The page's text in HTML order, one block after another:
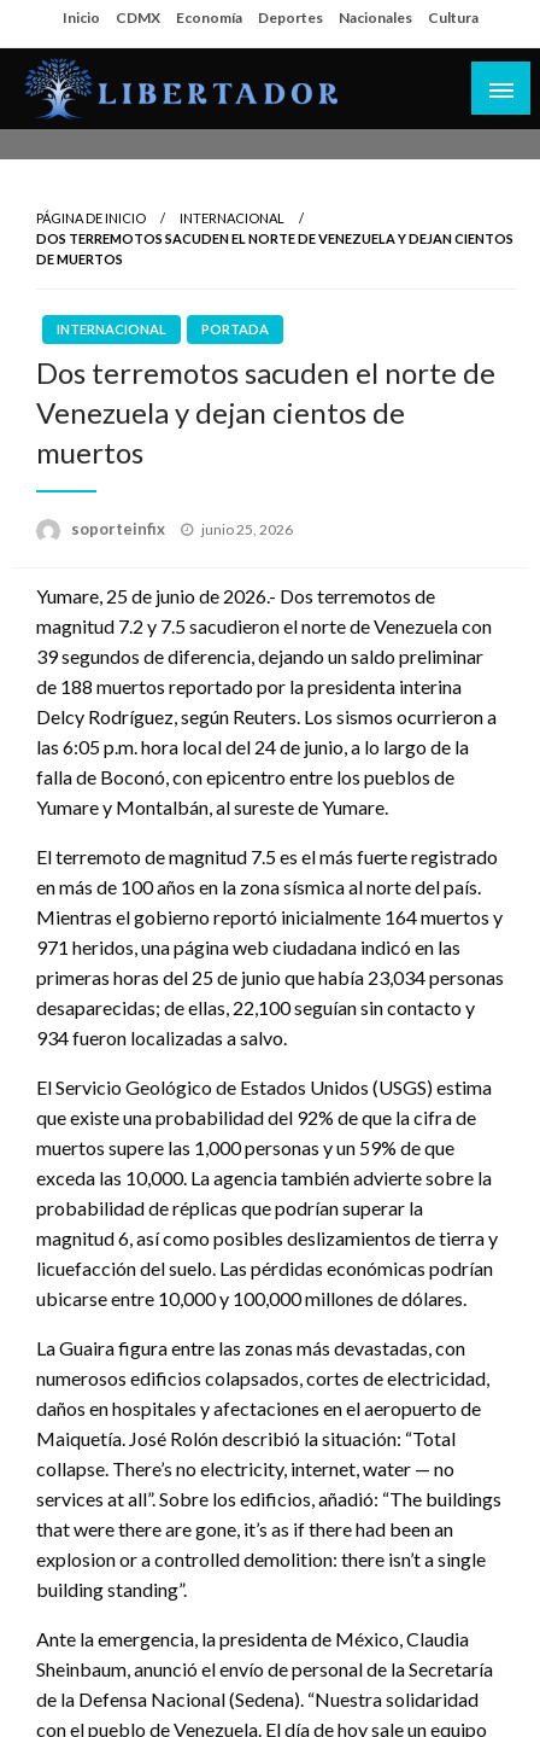
al
contenido
Inicio CDMX Economía Deportes Nacionales Cultura
PÁGINA DE INICIO
INTERNACIONAL
DOS TERREMOTOS SACUDEN EL NORTE DE VENEZUELA Y DEJAN CIENTOS
DE MUERTOS
INTERNACIONAL PORTADA
Dos terremotos sacuden el norte de
Venezuela y dejan cientos de
muertos
soporteinfix
Publicado
junio 25, 2026
Yumare, 25 de junio de 2026.- Dos terremotos de
magnitud 7.2 y 7.5 sacudieron el norte de Venezuela con
39 segundos de diferencia, dejando un saldo preliminar
de 188 muertos reportado por la presidenta interina
Delcy Rodríguez, según Reuters. Los sismos ocurrieron a
las 6:05 p.m. hora local del 24 de junio, a lo largo de la
falla de Boconó, con epicentro entre los pueblos de
Yumare y Montalbán, al sureste de Yumare.
El terremoto de magnitud 7.5 es el más fuerte registrado
en más de 100 años en la zona sísmica al norte del país.
Mientras el gobierno reportó inicialmente 164 muertos y
971 heridos, una página web ciudadana indicó en las
primeras horas del 25 de junio que había 23,034 personas
desaparecidas; de ellas, 22,100 seguían sin contacto y
934 fueron localizadas a salvo.
El Servicio Geológico de Estados Unidos (USGS) estima
que existe una probabilidad del 92% de que la cifra de
muertos supere las 1,000 personas y un 59% de que
exceda las 10,000. La agencia también advierte sobre la
probabilidad de réplicas que podrían superar la
magnitud 6, así como posibles deslizamientos de tierra y
licuefacción del suelo. Las pérdidas económicas podrían
ubicarse entre 10,000 y 100,000 millones de dólares.
La Guaira figura entre las zonas más devastadas, con
numerosos edificios colapsados, cortes de electricidad,
daños en hospitales y afectaciones en el aeropuerto de
Maiquetía. José Rolón describió la situación: “Total
collapse. There’s no electricity, internet, water — no
services at all”. Sobre los edificios, añadió: “The buildings
that were there are gone, it’s as if there had been an
explosion or a controlled demolition: there isn’t a single
building standing”.
Ante la emergencia, la presidenta de México, Claudia
Sheinbaum, anunció el envío de personal de la Secretaría
de la Defensa Nacional (Sedena). “Nuestra solidaridad
con el pueblo de Venezuela. El día de hoy sale un equipo